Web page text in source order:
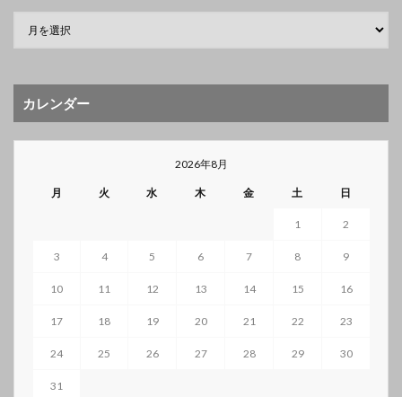
カレンダー
2026年8月
月 火 水 木 金 土 日
1 2
3 4 5 6 7 8 9
10 11 12 13 14 15 16
17 18 19 20 21 22 23
24 25 26 27 28 29 30
31